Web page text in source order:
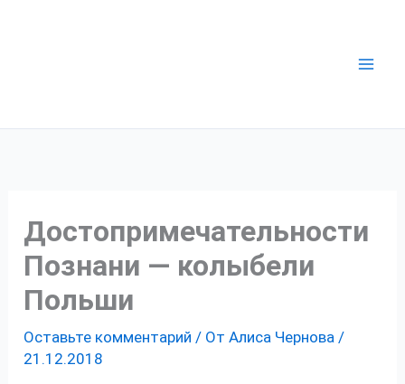
Достопримечательности
Познани — колыбели
Польши
Оставьте комментарий / ОтАлиса Чернова /
21.12.2018